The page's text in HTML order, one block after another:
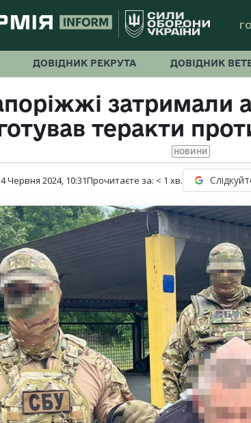
ДОВІДНИК РЕКРУТА ДОВІДНИК
затримали
теракти
НОВИНИ
4 Червня 2024, 10:31Прочитаєте за: < 1 хв.